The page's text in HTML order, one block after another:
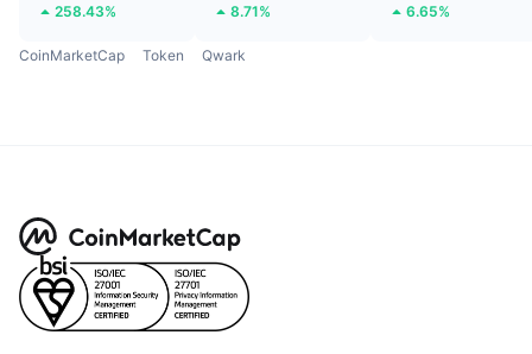
258.43% 8.71% 6.65%
CoinMarketCap Token Qwark